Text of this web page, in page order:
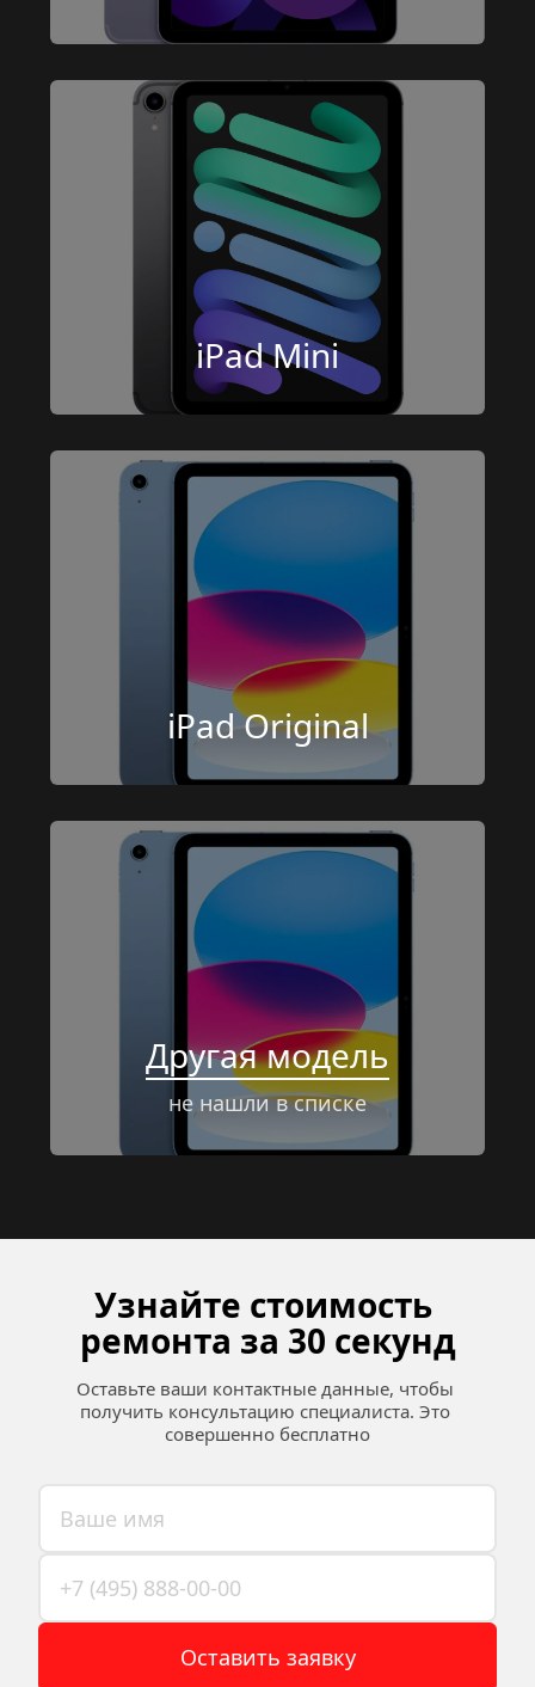
iPad Mini
iPad Original
Другая модель
не нашли в списке
Узнайте стоимость
ремонта за 30 секунд
Оставьте ваши контактные данные, чтобы
получить консультацию специалиста. Это
совершенно бесплатно
Оставить заявку